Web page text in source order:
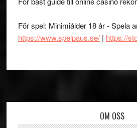
För spel: Minimiålder 18 år - Spela
https://www.spelpaus.se/| https://
OM OSS